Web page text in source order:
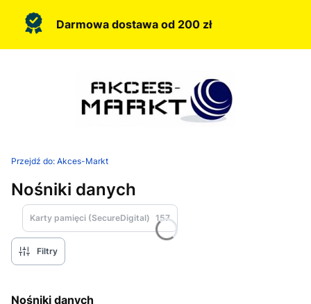
Darmowa dostawa od 200 zł
Przejdź do: Akces-Markt
Nośniki danych
Karty pamięci (SecureDigital) 157
Filtry
Nośniki danych